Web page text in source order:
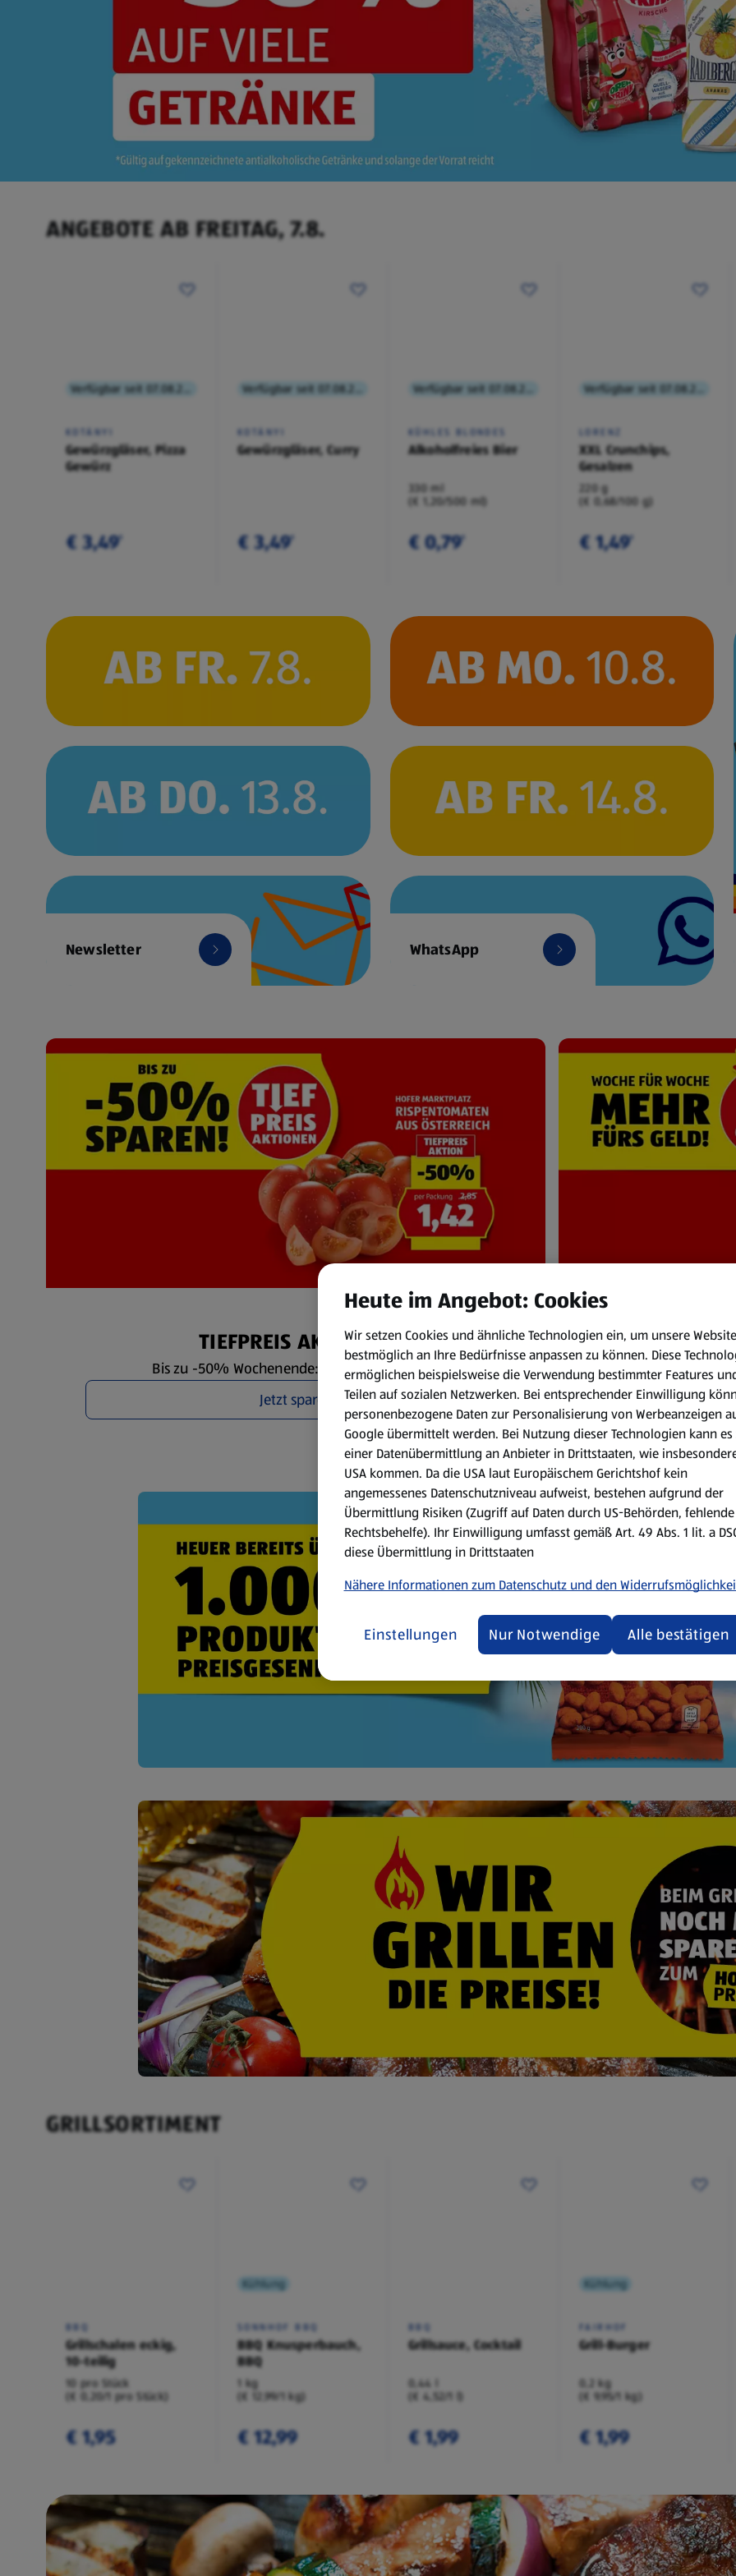
ANGEBOTE AB FREITAG, 7.8.
KOTÁNYI
Gewürzgläser, Pizza
Gewürz
€ 3,49¹
KOTÁNYI
Gewürzgläser, Curry
€ 3,49¹
KÜHLES BLONDES
Alkoholfreies Bier
330 ml
(€ 1,20/500 ml)
€ 0,79¹
LORENZ
XXL Crunchips,
Gesalzen
220 g
(€ 0,68/100 g)
€ 1,49¹
Newsletter WhatsApp
TIEFPREIS AKTIONEN
Bis zu -50% Wochenende: Fr. 7.8. und Sa. 8.8.
Jetzt sparen
HOFER
Immer zum
GRILLSORTIMENT
BBQ
Grillschalen eckig,
10-teilig
10 pro Stück
(€ 0,20/1 pro Stück)
€ 1,95
Kühlung
SONNHOF BBQ
BBQ Knusperbauch,
BBQ
1 kg
(€ 12,99/1 kg)
€ 12,99
BBQ
Grillsauce, Cocktail
0,44 l
(€ 4,52/1 l)
€ 1,99
Kühlung
FAIRHOF
Grill-Burger
0,2 kg
(€ 9,95/1 kg)
€ 1,99
Heute im Angebot: Cookies
Wir setzen Cookies und ähnliche Technologien ein, um unsere Website
bestmöglich an Ihre Bedürfnisse anpassen zu können. Diese
ermöglichen beispielsweise die Verwendung bestimmter Features
Teilen auf sozialen Netzwerken. Bei entsprechender Einwilligung
personenbezogene Daten zur Personalisierung von Werbeanzeigen
Google übermittelt werden. Bei Nutzung dieser Technologien kann es
einer Datenübermittlung an Anbieter in Drittstaaten, wie
USA kommen. Da die USA laut Europäischem Gerichtshof kein
angemessenes Datenschutzniveau aufweist, bestehen aufgrund der
Übermittlung Risiken (Zugriff auf Daten durch US-Behörden, fehlende
Rechtsbehelfe). Ihr Einwilligung umfasst gemäß Art. 49 Abs. 1 lit. a
diese Übermittlung in Drittstaaten
Nähere Informationen zum Datenschutz und den
Einstellungen Nur Notwendige Alle bestätigen